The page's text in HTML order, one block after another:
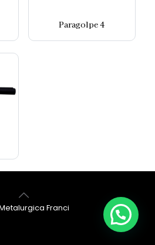
Paragolpe 4
Franci